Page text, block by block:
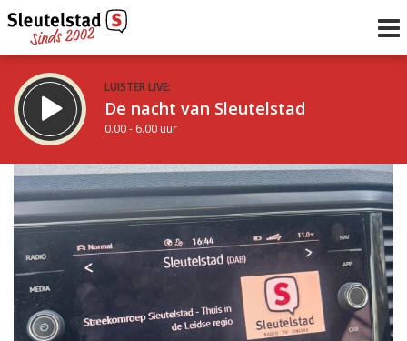
LUISTER LIVE:
De nacht van Sleutelstad
0.00 - 6.00 uur
STRAKS:
De ochtend van Sleutelstad
6.00 - 12.00 uur
Vorig uur
uur 1 van 0 Volgend uur